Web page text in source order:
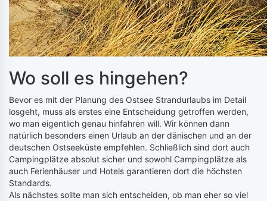
Wo soll es hingehen?
Bevor es mit der Planung des Ostsee Strandurlaubs im Detail
losgeht, muss als erstes eine Entscheidung getroffen werden,
wo man eigentlich genau hinfahren will. Wir können dann
natürlich besonders einen Urlaub an der dänischen und an der
deutschen Ostseeküste empfehlen. Schließlich sind dort auch
Campingplätze absolut sicher und sowohl Campingplätze als
auch Ferienhäuser und Hotels garantieren dort die höchsten
Standards.
Als nächstes sollte man sich entscheiden, ob man eher so viel